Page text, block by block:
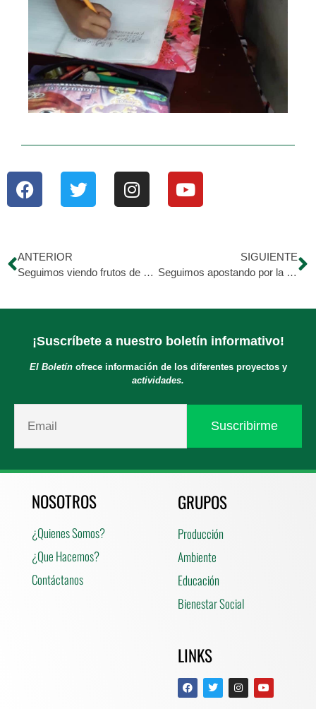
ANTERIOR
Seguimos viendo frutos de sembrar en nuestro emprendimiento Tocuyano ??
SIGUIENTE
Seguimos apostando por la educación de nuestros pequeños ?
¡Suscríbete a nuestro boletín informativo!
El Boletínofrece información de los diferentes proyectos y
actividades.
NOSOTROS
¿Quienes Somos?
¿Que Hacemos?
Contáctanos
GRUPOS
Producción
Ambiente
Educación
Bienestar Social
LINKS